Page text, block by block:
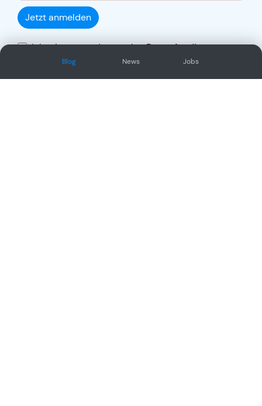
Blog News Jobs
Jetzt anmelden
Ich stimme zu, dass meine Daten für die
Auftragsabwicklung übertragen und gemäss